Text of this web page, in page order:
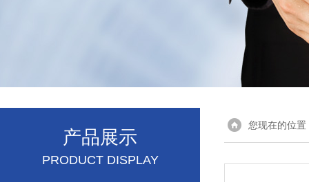
产品展示
PRODUCT DISPLAY
您现在的位置